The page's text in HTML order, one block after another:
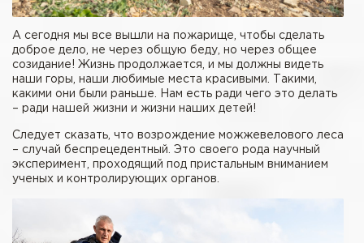
А сегодня мы все вышли на пожарище, чтобы сделать
доброе дело, не через общую беду, но через общее
созидание! Жизнь продолжается, и мы должны видеть
наши горы, наши любимые места красивыми. Такими,
какими они были раньше. Нам есть ради чего это делать
– ради нашей жизни и жизни наших детей!
Следует сказать, что возрождение можжевелового леса
– случай беспрецедентный. Это своего рода научный
эксперимент, проходящий под пристальным вниманием
ученых и контролирующих органов.